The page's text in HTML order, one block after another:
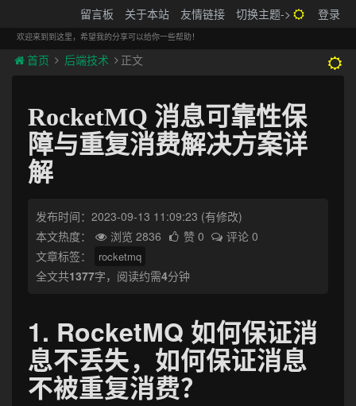
留言板 关于本站 友情链接 切换主题-> 登录
欢迎来到到这里，希望我的分享可以给你一些帮助！
首页 后端技术 正文
RocketMQ 消息可靠性保
障与重复消费解决方案详
解
发布时间：2023-09-13 11:09:23 (有修改)
本文热度：
浏览 2836 赞 0
评论 0
文章标签：
rocketmq
全文共1377字，阅读约需4分钟
1. RocketMQ 如何保证消
息不丢失，如何保证消息
不被重复消费？